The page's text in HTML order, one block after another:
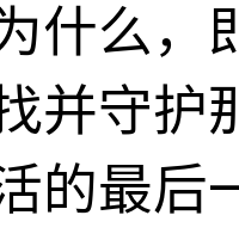
什么，
并守护
的最后